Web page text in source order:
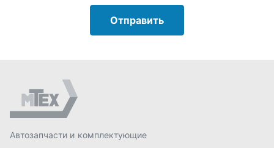
Масла и автохимия
Спецпредложения
Доставка и оплата